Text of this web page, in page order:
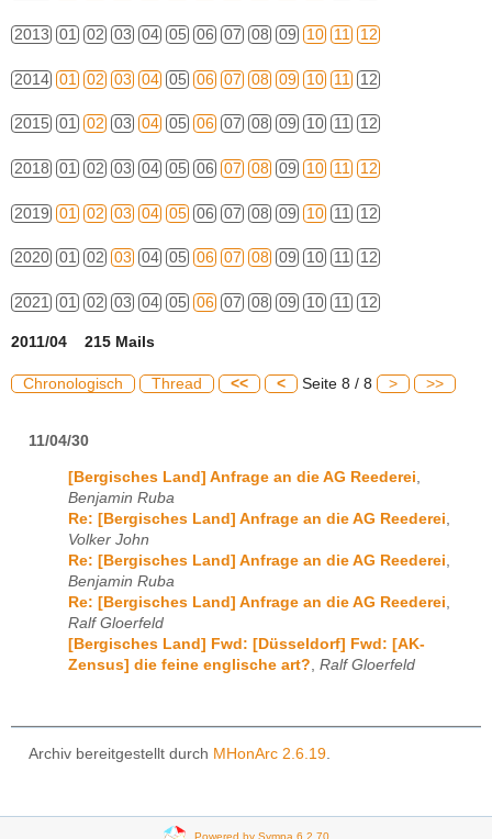
2013 01 02 03 04 05 06 07 08 09 10 11 12
2014 01 02 03 04 05 06 07 08 09 10 11 12
2015 01 02 03 04 05 06 07 08 09 10 11 12
2018 01 02 03 04 05 06 07 08 09 10 11 12
2019 01 02 03 04 05 06 07 08 09 10 11 12
2020 01 02 03 04 05 06 07 08 09 10 11 12
2021 01 02 03 04 05 06 07 08 09 10 11 12
2011/04 215 Mails
Chronologisch Thread << < Seite 8 / 8 > >>
11/04/30
[Bergisches Land] Anfrage an die AG Reederei
Benjamin Ruba
Re: [Bergisches Land] Anfrage an die AG Reederei
Volker John
Re: [Bergisches Land] Anfrage an die AG Reederei
Benjamin Ruba
Re: [Bergisches Land] Anfrage an die AG Reederei
Ralf Gloerfeld
[Bergisches Land] Fwd: [Düsseldorf] Fwd: [AK-
Zensus] die feine englische art? Ralf Gloerfeld
Archiv bereitgestellt durch MHonArc 2.6.19.
Powered by Sympa 6.2.70